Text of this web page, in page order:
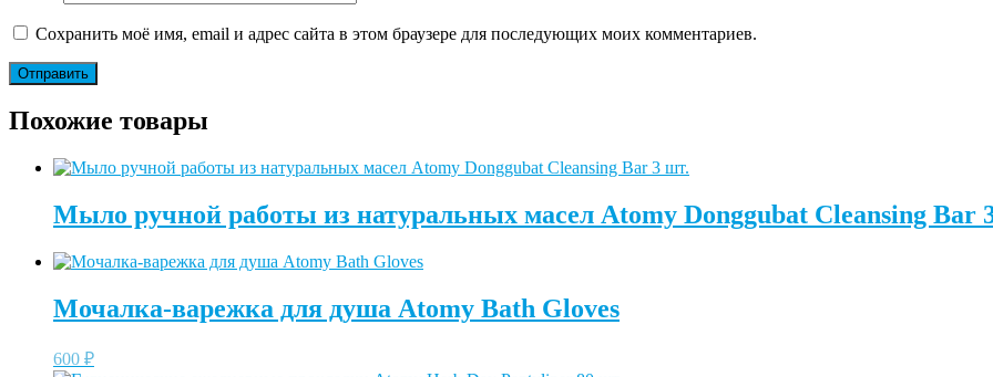
Сохранить моё имя, email и адрес сайта в этом браузере для последующих моих комментариев.
Похожие товары
Мыло ручной работы из натуральных масел Atomy Donggubat Cleansing Bar
Мочалка-варежка для душа Atomy Bath Gloves
600 ₽